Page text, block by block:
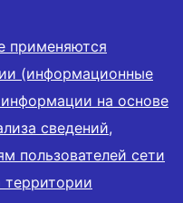
применяются
(информационные
на основе
сведений,
пользователей сети
территории